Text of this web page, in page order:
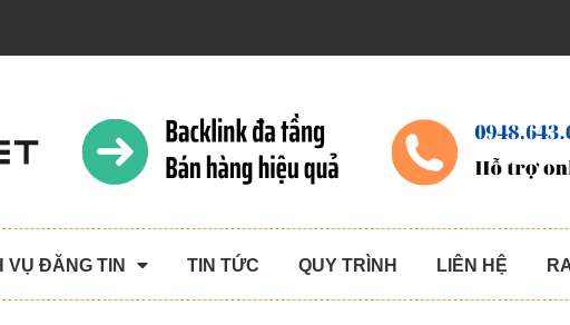
VỤ ĐĂNG TIN TIN TỨC QUY TRÌNH LIÊN HỆ